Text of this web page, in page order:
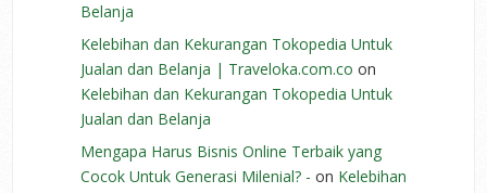
Belanja
Kelebihan dan Kekurangan Tokopedia Untuk
Jualan dan Belanja | Traveloka.com.co on
Kelebihan dan Kekurangan Tokopedia Untuk
Jualan dan Belanja
Mengapa Harus Bisnis Online Terbaik yang
Cocok Untuk Generasi Milenial? - on Kelebihan